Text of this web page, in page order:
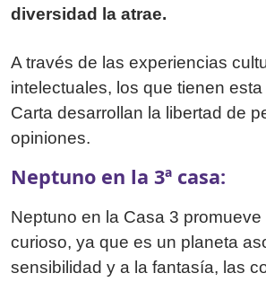
diversidad la atrae.
A través de las experiencias
intelectuales, los que tienen
Carta desarrollan la libertad de
opiniones.
Neptuno en la 3ª casa:
Neptuno en la Casa 3
curioso, ya que es un planeta
sensibilidad y a la fantasía, las